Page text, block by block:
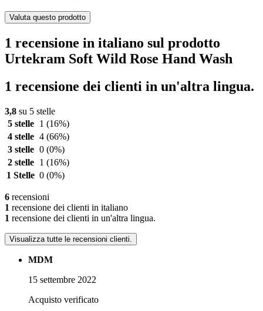
Valuta questo prodotto
1 recensione in italiano sul prodotto
Urtekram Soft Wild Rose Hand Wash
1 recensione dei clienti in un'altra lingua.
3,8 su 5 stelle
5 stelle
1 (16%)
4 stelle 4 (66%)
3 stelle 0 (0%)
2 stelle
1 (16%)
1 Stelle 0 (0%)
6 recensioni
1 recensione dei clienti in italiano
1 recensione dei clienti in un'altra lingua.
Visualizza tutte le recensioni clienti.
MDM
15 settembre 2022
Acquisto verificato